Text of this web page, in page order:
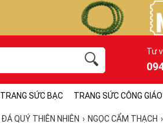
Tư
TRANG SỨC BẠC TRANG SỨC CÔNG GIÁO
ĐÁ QUÝ THIÊN NHIÊN NGỌC CẨM THẠCH